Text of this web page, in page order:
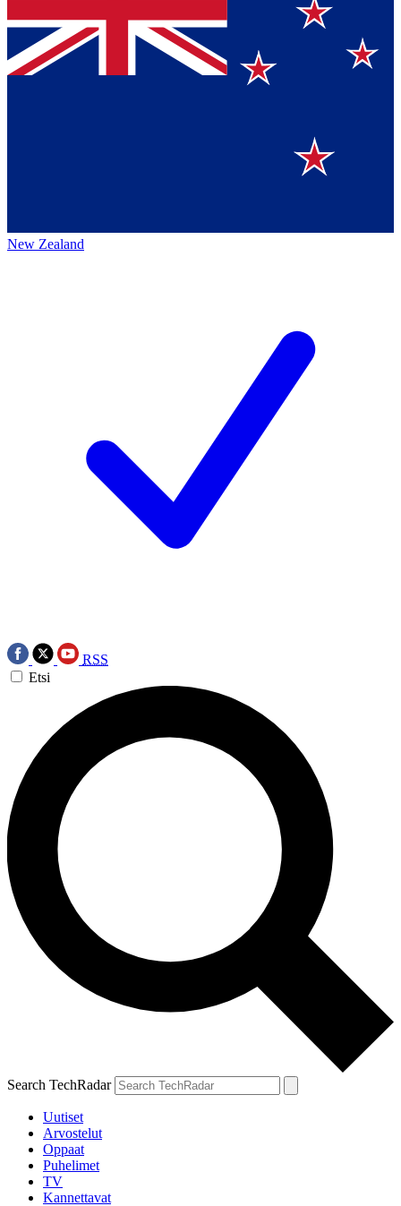
New Zealand
RSS
Etsi
Search TechRadar
Uutiset
Arvostelut
Oppaat
Puhelimet
TV
Kannettavat